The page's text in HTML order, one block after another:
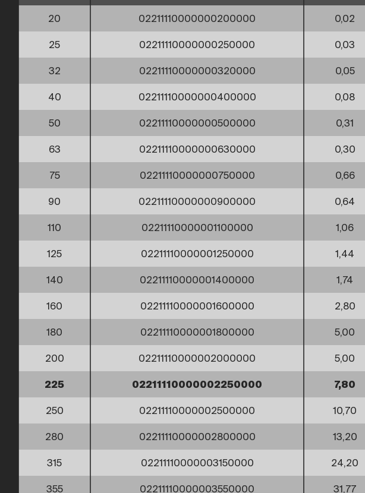
20 02211110000000200000 0,02
25 02211110000000250000 0,03
32 02211110000000320000 0,05
40 02211110000000400000 0,08
50 02211110000000500000 0,31
63 02211110000000630000 0,30
75 02211110000000750000 0,66
90 02211110000000900000 0,64
110 02211110000001100000 1,06
125 02211110000001250000 1,44
140 02211110000001400000 1,74
160 02211110000001600000 2,80
180 02211110000001800000 5,00
200 02211110000002000000 5,00
225 02211110000002250000 7,80
250 02211110000002500000 10,70
280 02211110000002800000 13,20
315 02211110000003150000 24,20
355 02211110000003550000 31,77